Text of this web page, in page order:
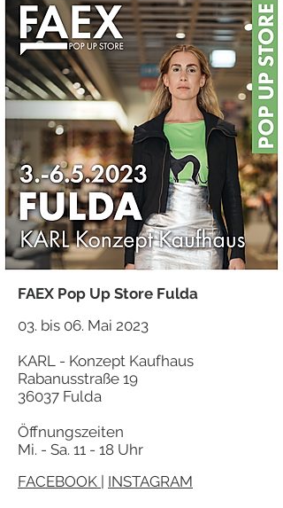
FAEX Pop Up Store Fulda
03. bis 06. Mai 2023
KARL - Konzept Kaufhaus
Rabanusstraße 19
36037 Fulda
Öffnungszeiten
Mi. - Sa. 11 - 18 Uhr
FACEBOOK
INSTAGRAM